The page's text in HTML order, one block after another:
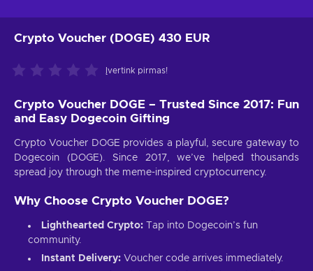
Crypto Voucher (DOGE) 430 EUR
Įvertink pirmas!
Crypto Voucher DOGE – Trusted Since 2017: Fun
and Easy Dogecoin Gifting
Crypto Voucher DOGE provides a playful, secure gateway to
Dogecoin (DOGE). Since 2017, we’ve helped thousands
spread joy through the meme-inspired cryptocurrency.
Why Choose Crypto Voucher DOGE?
Lighthearted Crypto: Tap into Dogecoin’s fun
community.
Instant Delivery: Voucher code arrives immediately.